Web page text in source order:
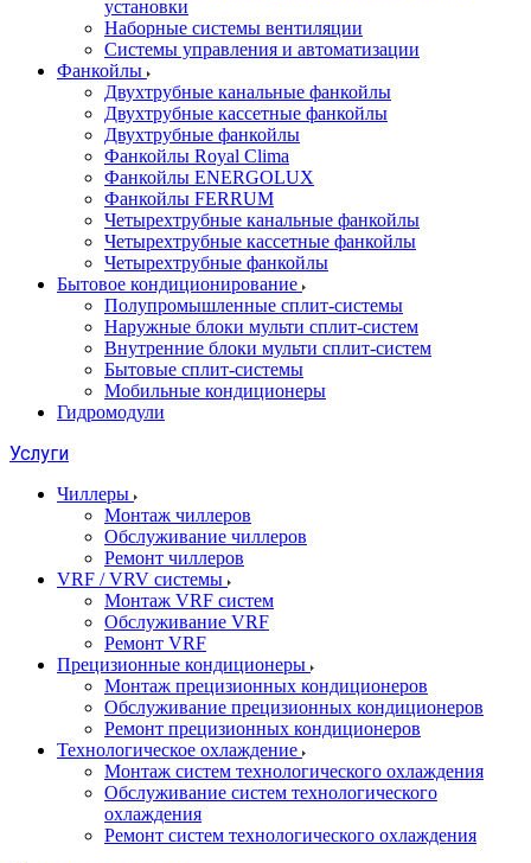
установки
Наборные системы вентиляции
Системы управления и автоматизации
Фанкойлы
Двухтрубные канальные фанкойлы
Двухтрубные кассетные фанкойлы
Двухтрубные фанкойлы
Фанкойлы Royal Clima
Фанкойлы ENERGOLUX
Фанкойлы FERRUM
Четырехтрубные канальные фанкойлы
Четырехтрубные кассетные фанкойлы
Четырехтрубные фанкойлы
Бытовое кондиционирование
Полупромышленные сплит-системы
Наружные блоки мульти сплит-систем
Внутренние блоки мульти сплит-систем
Бытовые сплит-системы
Мобильные кондиционеры
Гидромодули
Услуги
Чиллеры
Монтаж чиллеров
Обслуживание чиллеров
Ремонт чиллеров
VRF / VRV системы
Монтаж VRF систем
Обслуживание VRF
Ремонт VRF
Прецизионные кондиционеры
Монтаж прецизионных кондиционеров
Обслуживание прецизионных кондиционеров
Ремонт прецизионных кондиционеров
Технологическое охлаждение
Монтаж систем технологического охлаждения
Обслуживание систем технологического
охлаждения
Ремонт систем технологического охлаждения